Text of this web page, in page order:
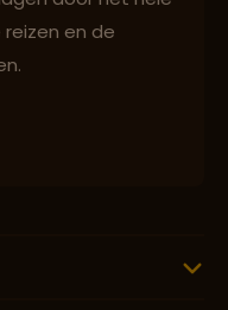
en de